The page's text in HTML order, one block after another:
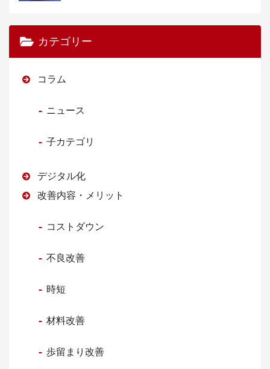
カテゴリー
コラム
ニュース
子カテゴリ
デジタル化
改善内容・メリット
コストダウン
不良改善
時短
材料改善
歩留まり改善